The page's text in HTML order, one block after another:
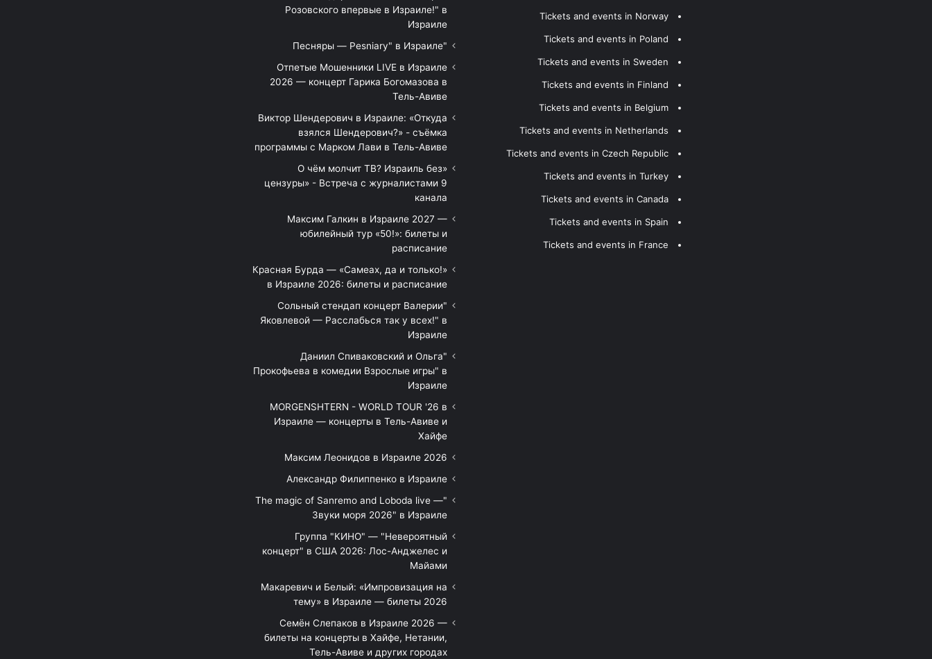
Tickets and events in Norway
Tickets and events in Poland
Tickets and events in Sweden
Tickets and events in Finland
Tickets and events in Belgium
Tickets and events in Netherlands
Tickets and events in Czech Republic
Tickets and events in Turkey
Tickets and events in Canada
Tickets and events in Spain
Tickets and events in France
Розовского впервые в Израиле!" в
Израиле
"Песняры — Pesniary" в Израиле
Отпетые Мошенники LIVE в Израиле
2026 — концерт Гарика Богомазова в
Тель-Авиве
Виктор Шендерович в Израиле: «Откуда
взялся Шендерович?» - съёмка
программы с Марком Лави в Тель-Авиве
«О чём молчит ТВ? Израиль без
цензуры» - Встреча с журналистами 9
канала
Максим Галкин в Израиле 2027 —
юбилейный тур «50!»: билеты и
расписание
Красная Бурда — «Самеах, да и только!»
в Израиле 2026: билеты и расписание
"Сольный стендап концерт Валерии
Яковлевой — Расслабься так у всех!" в
Израиле
"Даниил Спиваковский и Ольга
Прокофьева в комедии Взрослые игры" в
Израиле
MORGENSHTERN - WORLD TOUR '26 в
Израиле — концерты в Тель-Авиве и
Хайфе
Максим Леонидов в Израиле 2026
Александр Филиппенко в Израиле
"The magic of Sanremo and Loboda live —
Звуки моря 2026" в Израиле
Группа "КИНО" — "Невероятный
концерт" в США 2026: Лос-Анджелес и
Майами
Макаревич и Белый: «Импровизация на
тему» в Израиле — билеты 2026
Семён Слепаков в Израиле 2026 —
билеты на концерты в Хайфе, Нетании,
Тель-Авиве и других городах